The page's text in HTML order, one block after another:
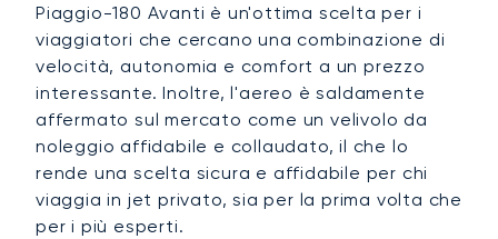
Piaggio-180 Avanti è un'ottima scelta per i
viaggiatori che cercano una combinazione di
velocità, autonomia e comfort a un prezzo
interessante. Inoltre, l'aereo è saldamente
affermato sul mercato come un velivolo da
noleggio affidabile e collaudato, il che lo
rende una scelta sicura e affidabile per chi
viaggia in jet privato, sia per la prima volta che
per i più esperti.